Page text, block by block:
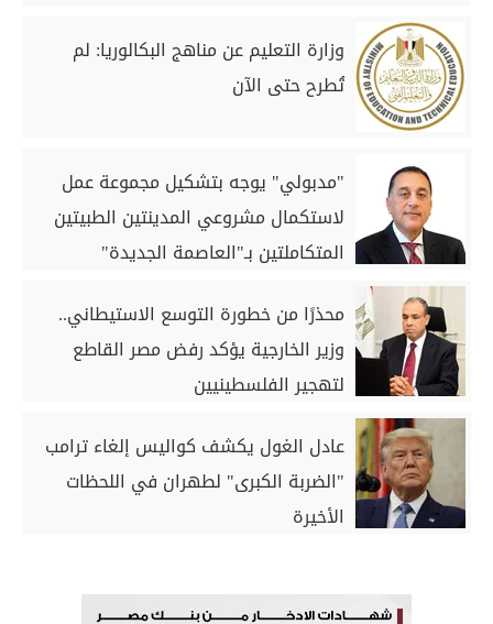
وزارة التعليم عن مناهج البكالوريا: لم
تُطرح حتى الآن
"مدبولي" يوجه بتشكيل مجموعة عمل
لاستكمال مشروعي المدينتين الطبيتين
المتكاملتين بـ"العاصمة الجديدة"
محذرًا من خطورة التوسع الاستيطاني..
وزير الخارجية يؤكد رفض مصر القاطع
لتهجير الفلسطينيين
عادل الغول يكشف كواليس إلغاء ترامب
"الضربة الكبرى" لطهران في اللحظات
الأخيرة